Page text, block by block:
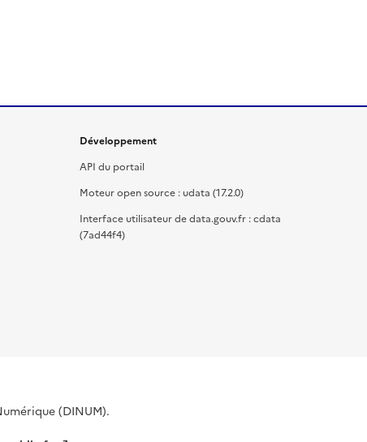
Développement
API du portail
Moteur open source : udata (17.2.0)
Interface utilisateur de data.gouv.fr : cdata
(7ad44f4)
(DINUM).